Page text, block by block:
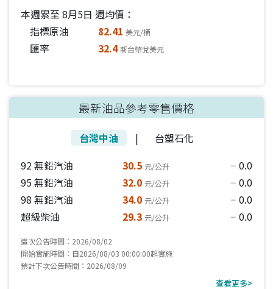
本週累至8月5日 週均價：
指標原油
82.41 美元/桶
匯率 32.4 新台幣兌美元
最新油品參考零售價格
台灣中油 |
台塑石化
92 無鉛汽油
30.5 元/公升 horizontal_rule 0.0
95 無鉛汽油
32.0 元/公升 horizontal_rule 0.0
98 無鉛汽油
34.0 元/公升 horizontal_rule 0.0
超級柴油
29.3 元/公升 horizontal_rule 0.0
這次公告時間：2026/08/02
開始實施時間：自2026/08/03 00:00:00起實施
預計下次公告時間：2026/08/09
查看更多>